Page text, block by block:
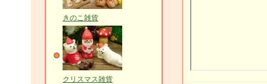
きのこ雑貨
クリスマス雑貨